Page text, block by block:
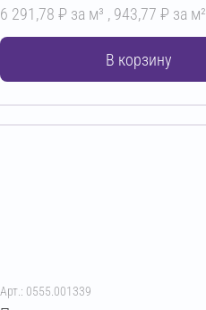
6 291,78 ₽ за м³ , 943,77 ₽ за м²
В корзину
Арт.: 0555.001339